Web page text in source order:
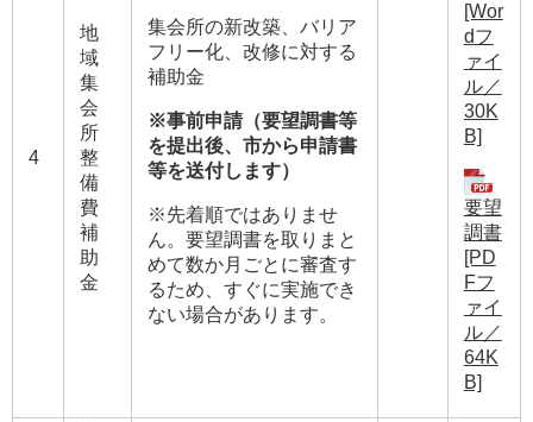
4
地
域
集
会
所
整
備
費
補
助
金
集会所の新改築、バリア
フリー化、改修に対する
補助金
※事前申請（要望調書等
を提出後、市から申請書
等を送付します）
※先着順ではありませ
ん。要望調書を取りまと
めて数か月ごとに審査す
るため、すぐに実施でき
ない場合があります。
[Wor
dフ
ァイ
ル／
30K
B]
要望
調書
[PD
Fフ
ァイ
ル／
64K
B]